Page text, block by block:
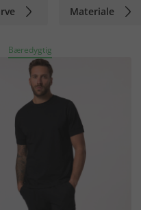
Materiale
Bæredygtig